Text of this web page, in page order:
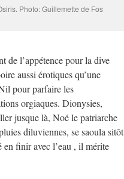
Photo: Guillemette de Fos
de l’appétence pour la dive
aussi érotiques qu’une
pour parfaire les
orgiaques. Dionysies,
jusque là, Noé le patriarche
diluviennes, se saoula sitôt
finir avec l’eau , il mérite